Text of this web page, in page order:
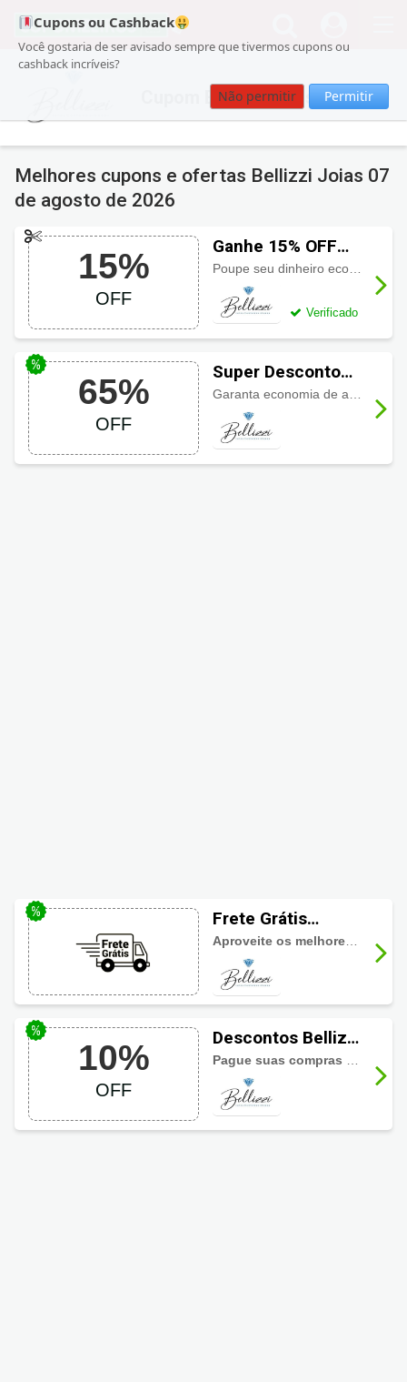
Cupons ou Cashback
Você gostaria de ser avisado sempre que tivermos cupons ou
cashback incríveis?
Não permitir Permitir
Cupom Bellizzi Joias
Melhores cupons e ofertas Bellizzi Joias 07
de agosto de 2026
15%
OFF
Ganhe 15% OFF
usando o cupom
Bellizzi Joias
Verificado
65%
OFF
Super Desconto
Bellizzi Joias até
65% OFF
Frete Grátis
Bellizzi Joias
10%
OFF
Descontos Bellizzi
Joias com 10%
OFF